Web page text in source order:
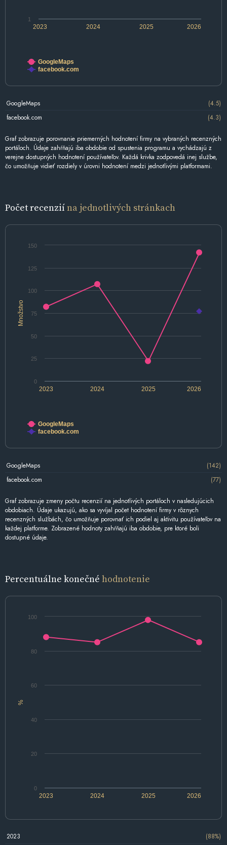
2024 2026
2023 2025
1
GoogleMaps
facebook.com
GoogleMaps
(4.5)
facebook.com
(4.3)
Graf zobrazuje porovnanie priemerných hodnotení firmy na vybraných recenzných
portáloch. Údaje zahŕňajú iba obdobie od spustenia programu a vychádzajú z
verejne dostupných hodnotení používateľov. Každá krivka zodpovedá inej službe,
čo umožňuje vidieť rozdiely v úrovni hodnotení medzi jednotlivými platformami.
Počet recenziína jednotlivých stránkach
Množstvo
2024 2026
2023 2025
0
25
50
75
100
125
150
GoogleMaps
facebook.com
GoogleMaps
(142)
facebook.com
(77)
Graf zobrazuje zmeny počtu recenzií na jednotlivých portáloch v nasledujúcich
obdobiach. Údaje ukazujú, ako sa vyvíjal počet hodnotení firmy v rôznych
recenzných službách, čo umožňuje porovnať ich podiel aj aktivitu používateľov na
každej platforme. Zobrazené hodnoty zahŕňajú iba obdobie, pre ktoré boli
dostupné údaje.
Percentuálne konečné hodnotenie
%
2024 2026
2023 2025
0
20
40
60
80
100
2023
(88%)